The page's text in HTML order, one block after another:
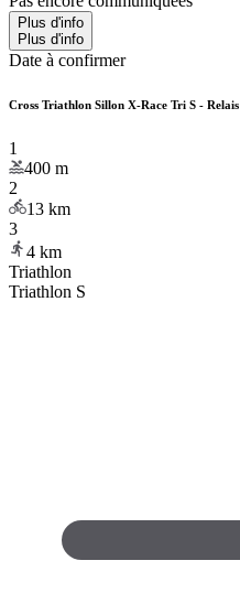
Plus d'info
Plus d'info
Date à confirmer
Cross Triathlon Sillon X-Race Tri S - Relais
1
400 m
2
13 km
3
4 km
Triathlon
Triathlon S